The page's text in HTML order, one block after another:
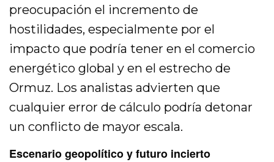
preocupación el incremento de
hostilidades, especialmente por el
impacto que podría tener en el comercio
energético global y en el estrecho de
Ormuz. Los analistas advierten que
cualquier error de cálculo podría detonar
un conflicto de mayor escala.
Escenario geopolítico y futuro incierto